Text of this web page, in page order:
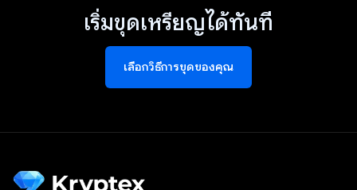
เริ่มขุดเหรียญได้ทันที
เลือกวิธีการขุดของคุณ